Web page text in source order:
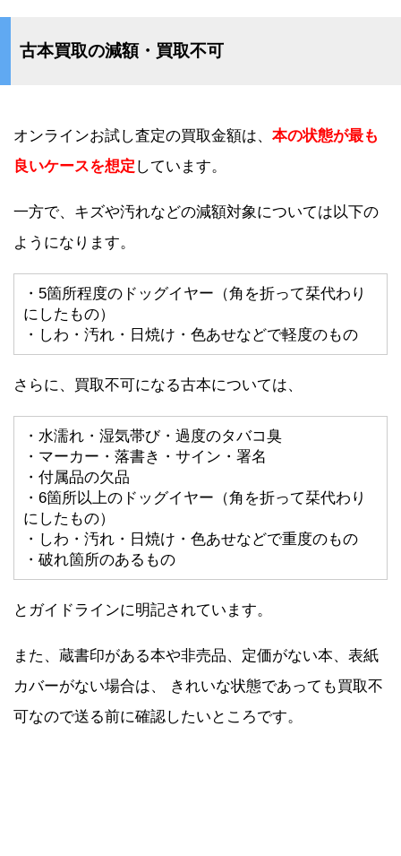
古本買取の減額・買取不可
オンラインお試し査定の買取金額は、 本の状態が最も
良いケースを想定 しています。
一方で、キズや汚れなどの減額対象については以下の
ようになります。
・5箇所程度のドッグイヤー（角を折って栞代わり
にしたもの）
・しわ・汚れ・日焼け・色あせなどで軽度のもの
さらに、買取不可になる古本については、
・水濡れ・湿気帯び・過度のタバコ臭
・マーカー・落書き・サイン・署名
・付属品の欠品
・6箇所以上のドッグイヤー（角を折って栞代わり
にしたもの）
・しわ・汚れ・日焼け・色あせなどで重度のもの
・破れ箇所のあるもの
とガイドラインに明記されています。
また、蔵書印がある本や非売品、定価がない本、表紙
カバーがない場合は、 きれいな状態であっても買取不
可なので送る前に確認したいところです。